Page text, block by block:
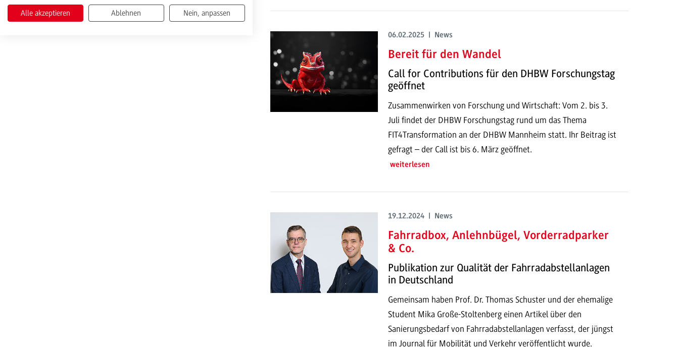
06.02.2025 | News
Bereit für den Wandel
Call for Contributions für den DHBW Forschungstag
geöffnet
Zusammenwirken von Forschung und Wirtschaft: Vom 2. bis 3.
Juli findet der DHBW Forschungstag rund um das Thema
FIT4Transformation an der DHBW Mannheim statt. Ihr Beitrag ist
gefragt – der Call ist bis 6. März geöffnet.
weiterlesen
19.12.2024 | News
Fahrradbox, Anlehnbügel, Vorderradparker
& Co.
Publikation zur Qualität der Fahrradabstellanlagen
in Deutschland
Gemeinsam haben Prof. Dr. Thomas Schuster und der ehemalige
Student Mika Große-Stoltenberg einen Artikel über den
Sanierungsbedarf von Fahrradabstellanlagen verfasst, der jüngst
im Journal für Mobilität und Verkehr veröffentlicht wurde.
Alle akzeptieren Ablehnen Nein, anpassen